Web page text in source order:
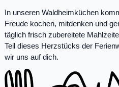
In unseren Waldheimküchen
Freude kochen, mitdenken und
täglich frisch zubereitete
Teil dieses Herzstücks der
wir uns auf dich.